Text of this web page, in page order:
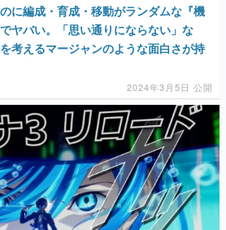
に編成・育成・移動がランダムな『機
ヤバい。「思い通りにならない」な
考えるマージャンのような面白さが持
2024年3月5日 公開